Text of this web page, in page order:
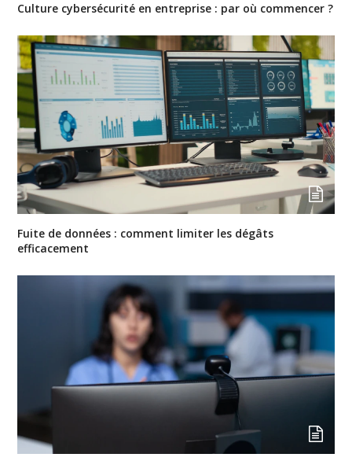
Culture cybersécurité en entreprise : par où commencer ?
Fuite de données : comment limiter les dégâts
efficacement